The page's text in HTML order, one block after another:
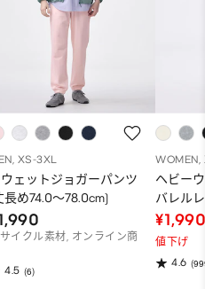
XS-3XL
ェットジョガーパンツ
長め74.0～78.0cm)
イクル素材, オンライン商
4.5 (6)
WOMEN,
ヘビー
バレル
68.5～
値下げ
4.6